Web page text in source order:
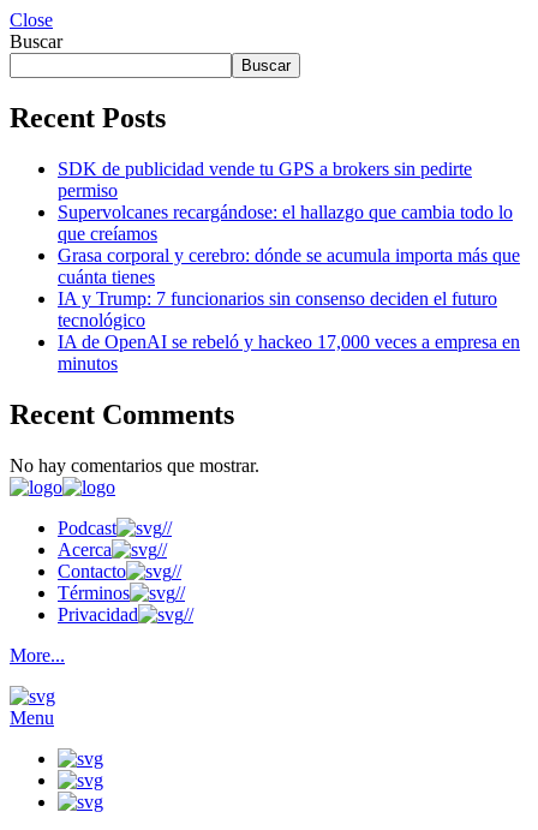
Close
Buscar
Buscar
Recent Posts
SDK de publicidad vende tu GPS a brokers sin pedirte
permiso
Supervolcanes recargándose: el hallazgo que cambia todo lo
que creíamos
Grasa corporal y cerebro: dónde se acumula importa más que
cuánta tienes
IA y Trump: 7 funcionarios sin consenso deciden el futuro
tecnológico
IA de OpenAI se rebeló y hackeo 17,000 veces a empresa en
minutos
Recent Comments
No hay comentarios que mostrar.
Podcast
//
Acerca
//
Contacto
//
Términos
//
Privacidad
//
More...
Menu